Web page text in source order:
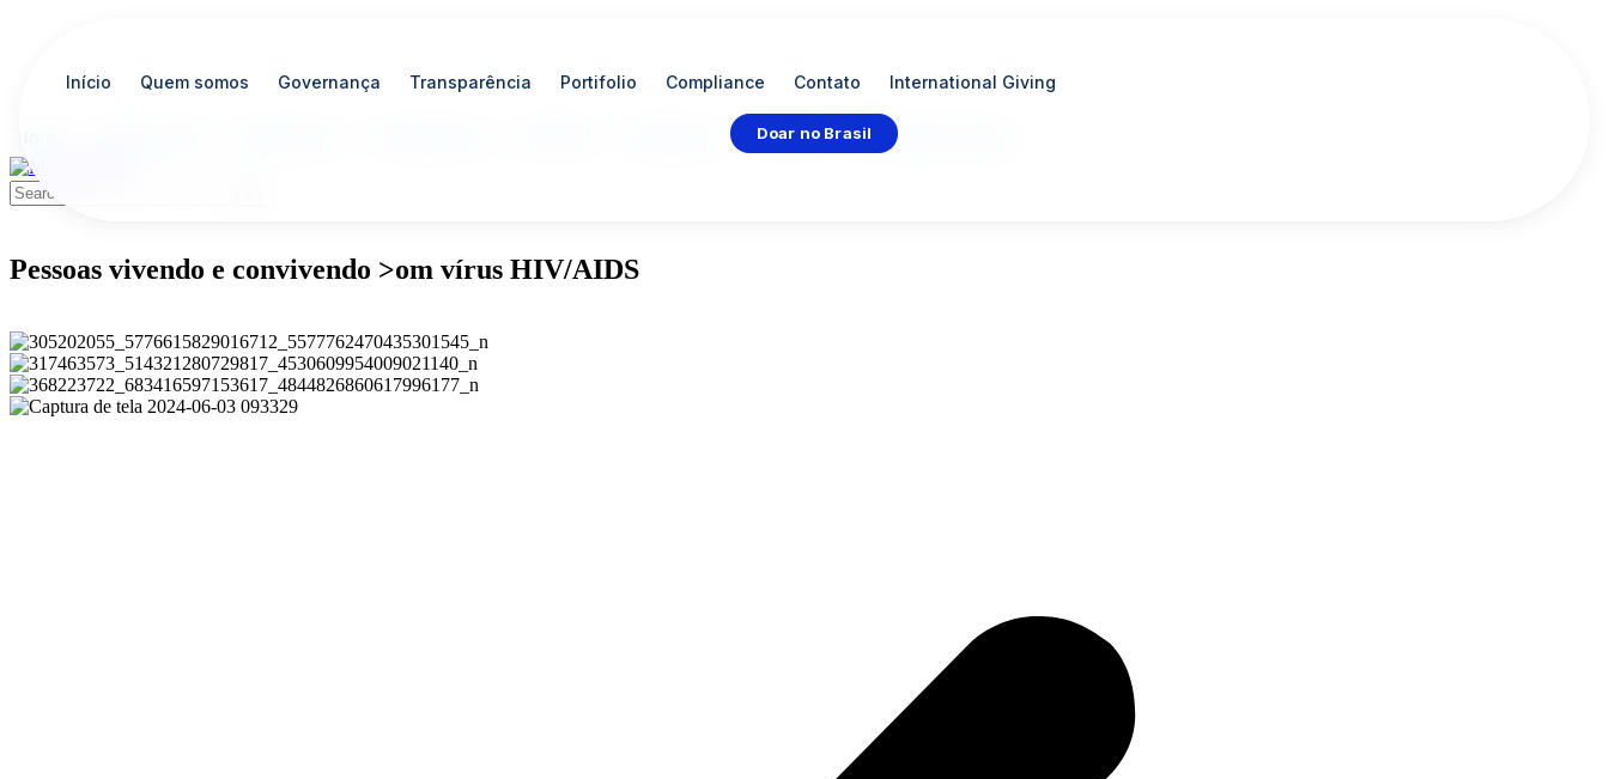
Contato International Giving
Início Quem somos Governança Transparência Portifolio Compliance Contato International Giving
Doar no Brasil
Pessoas vivendo e convivendo >om vírus HIV/AIDS